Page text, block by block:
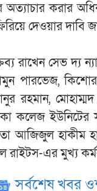
করার
দেওয়ার দাবি
রাখেন সেভ দ্য
পারভেজ,
রহমান,
কলেজ
আজিজুল
রাইটস-এর মুখ্য
সর্বশেষ খবর